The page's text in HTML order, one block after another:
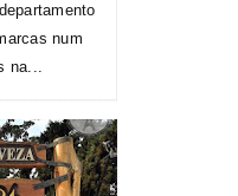
num
na...